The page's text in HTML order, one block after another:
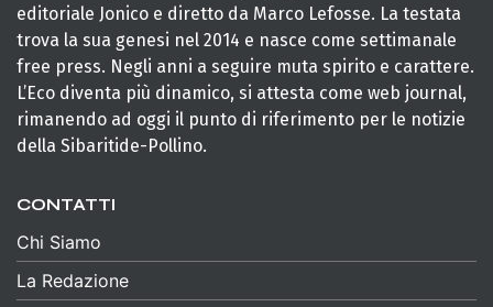
editoriale Jonico e diretto da Marco Lefosse. La testata
trova la sua genesi nel 2014 e nasce come settimanale
free press. Negli anni a seguire muta spirito e carattere.
L’Eco diventa più dinamico, si attesta come web journal,
rimanendo ad oggi il punto di riferimento per le notizie
della Sibaritide-Pollino.
CONTATTI
Chi Siamo
La Redazione